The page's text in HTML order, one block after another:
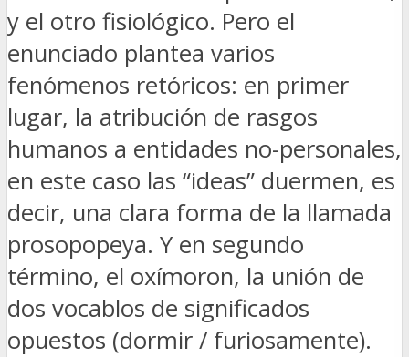
y el otro fisiológico. Pero el
enunciado plantea varios
fenómenos retóricos: en primer
lugar, la atribución de rasgos
humanos a entidades no-personales,
en este caso las “ideas” duermen, es
decir, una clara forma de la llamada
prosopopeya. Y en segundo
término, el oxímoron, la unión de
dos vocablos de significados
opuestos (dormir / furiosamente).